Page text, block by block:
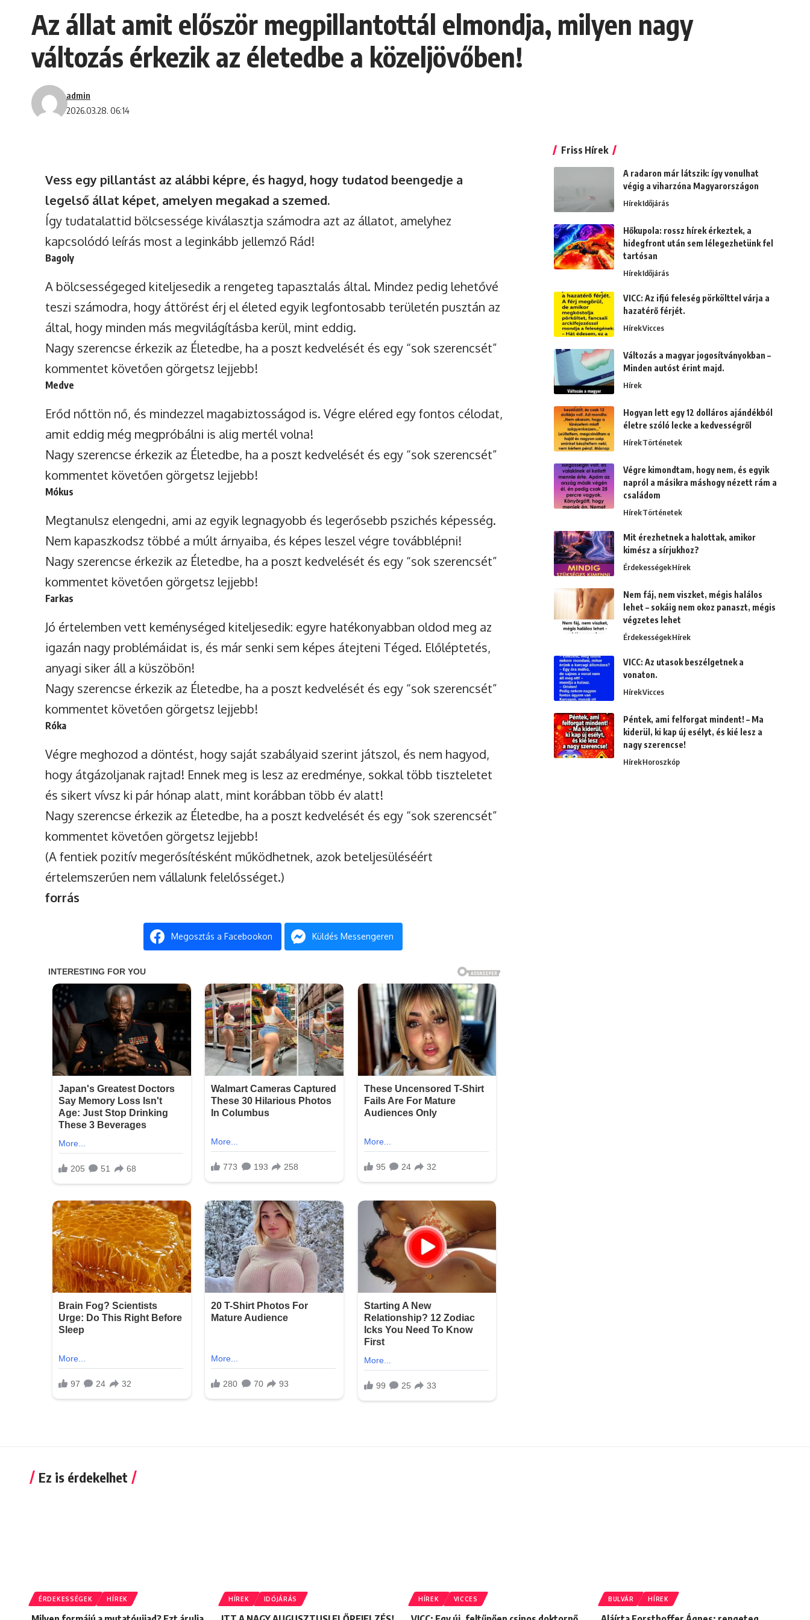
Az állat amit először megpillantottál elmondja, milyen nagy
változás érkezik az életedbe a közeljövőben!
2026.03.28. 06:14
admin
Vess egy pillantást az alábbi képre, és hagyd, hogy tudatod beengedje a
legelső állat képet, amelyen megakad a szemed.
Így tudatalattid bölcsessége kiválasztja számodra azt az állatot, amelyhez
kapcsolódó leírás most a leginkább jellemző Rád!
Bagoly
A bölcsességeged kiteljesedik a rengeteg tapasztalás által. Mindez pedig lehetővé
teszi számodra, hogy áttörést érj el életed egyik legfontosabb területén pusztán az
által, hogy minden más megvilágításba kerül, mint eddig.
Nagy szerencse érkezik az Életedbe, ha a poszt kedvelését és egy “sok szerencsét”
kommentet követően görgetsz lejjebb!
Medve
Erőd nőttön nő, és mindezzel magabiztosságod is. Végre eléred egy fontos célodat,
amit eddig még megpróbálni is alig mertél volna!
Nagy szerencse érkezik az Életedbe, ha a poszt kedvelését és egy “sok szerencsét”
kommentet követően görgetsz lejjebb!
Mókus
Megtanulsz elengedni, ami az egyik legnagyobb és legerősebb pszichés képesség.
Nem kapaszkodsz többé a múlt árnyaiba, és képes leszel végre továbblépni!
Nagy szerencse érkezik az Életedbe, ha a poszt kedvelését és egy “sok szerencsét”
kommentet követően görgetsz lejjebb!
Farkas
Jó értelemben vett keménységed kiteljesedik: egyre hatékonyabban oldod meg az
igazán nagy problémáidat is, és már senki sem képes átejteni Téged. Előléptetés,
anyagi siker áll a küszöbön!
Nagy szerencse érkezik az Életedbe, ha a poszt kedvelését és egy “sok szerencsét”
kommentet követően görgetsz lejjebb!
Róka
Végre meghozod a döntést, hogy saját szabályaid szerint játszol, és nem hagyod,
hogy átgázoljanak rajtad! Ennek meg is lesz az eredménye, sokkal több tiszteletet
és sikert vívsz ki pár hónap alatt, mint korábban több év alatt!
Nagy szerencse érkezik az Életedbe, ha a poszt kedvelését és egy “sok szerencsét”
kommentet követően görgetsz lejjebb!
(A fentiek pozitív megerősítésként működhetnek, azok beteljesüléséért
értelemszerűen nem vállalunk felelősséget.)
forrás
Megosztás a Facebookon Küldés Messengeren
Friss Hírek
A radaron már látszik: így vonulhat
végig a viharzóna Magyarországon
HírekIdőjárás
Hőkupola: rossz hírek érkeztek, a
hidegfront után sem lélegezhetünk fel
tartósan
HírekIdőjárás
VICC: Az ifjú feleség pörkölttel várja a
hazatérő férjét.
HírekVicces
Változás a magyar jogosítványokban –
Minden autóst érint majd.
Hírek
Hogyan lett egy 12 dolláros ajándékból
életre szóló lecke a kedvességről
HírekTörténetek
Végre kimondtam, hogy nem, és egyik
napról a másikra máshogy nézett rám a
családom
HírekTörténetek
Mit érezhetnek a halottak, amikor
kimész a sírjukhoz?
ÉrdekességekHírek
Nem fáj, nem viszket, mégis halálos
lehet – sokáig nem okoz panaszt, mégis
végzetes lehet
ÉrdekességekHírek
VICC: Az utasok beszélgetnek a
vonaton.
HírekVicces
Péntek, ami felforgat mindent! – Ma
kiderül, ki kap új esélyt, és kié lesz a
nagy szerencse!
HírekHoroszkóp
Ez is érdekelhet
ÉRDEKESSÉGEK HÍREK HÍREK IDŐJÁRÁS HÍREK VICCES BULVÁR HÍREK